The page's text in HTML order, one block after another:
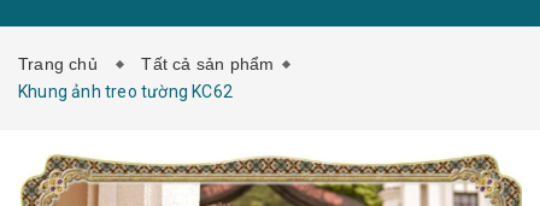
GIỚI THIỆU SẢN PHẨM
LIÊN HỆ
Trang chủ
Tất cả sản phẩm
Khung ảnh treo tường KC62